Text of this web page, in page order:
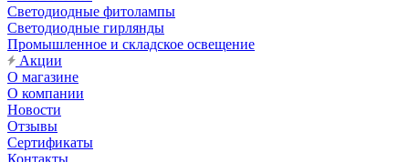
Светодиодные фитолампы
Светодиодные гирлянды
Промышленное и складское освещение
Акции
О магазине
О компании
Новости
Отзывы
Сертификаты
Контакты